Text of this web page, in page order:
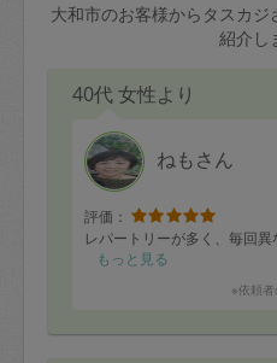
大和市のお客様からタスカ
紹介し
40代 女性より
ねもさん
評価：
レパートリーが多く、毎回異
もっと見る
※依頼者